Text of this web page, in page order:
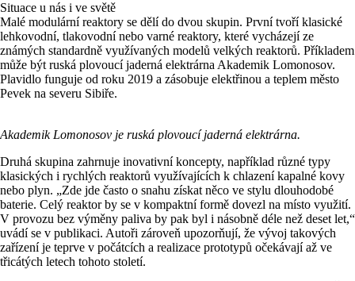
Situace u nás i ve světě
Malé modulární reaktory se dělí do dvou skupin. První tvoří klasické
lehkovodní, tlakovodní nebo varné reaktory, které vycházejí ze
známých standardně využívaných modelů velkých reaktorů. Příkladem
může být ruská plovoucí jaderná elektrárna Akademik Lomonosov.
Plavidlo funguje od roku 2019 a zásobuje elektřinou a teplem město
Pevek na severu Sibiře.
Akademik Lomonosov je ruská plovoucí jaderná elektrárna.
Druhá skupina zahrnuje inovativní koncepty, například různé typy
klasických i rychlých reaktorů využívajících k chlazení kapalné kovy
nebo plyn. „Zde jde často o snahu získat něco ve stylu dlouhodobé
baterie. Celý reaktor by se v kompaktní formě dovezl na místo využití.
V provozu bez výměny paliva by pak byl i násobně déle než deset let,“
uvádí se v publikaci. Autoři zároveň upozorňují, že vývoj takových
zařízení je teprve v počátcích a realizace prototypů očekávají až ve
třicátých letech tohoto století.